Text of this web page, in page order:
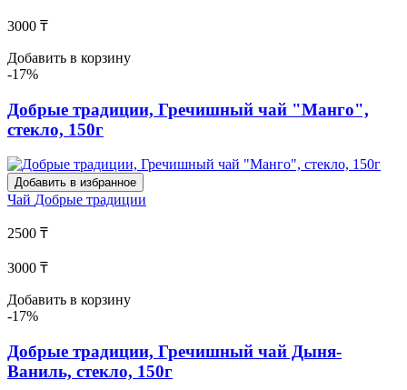
3000 ₸
Добавить в корзину
-17%
Добрые традиции, Гречишный чай "Манго",
стекло, 150г
Добавить в избранное
Чай Добрые традиции
2500 ₸
3000 ₸
Добавить в корзину
-17%
Добрые традиции, Гречишный чай Дыня-
Ваниль, стекло, 150г